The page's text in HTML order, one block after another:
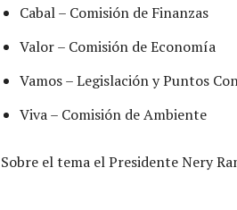
Cabal – Comisión de Finanzas
Valor – Comisión de Economía
Vamos – Legislación y Puntos
Viva – Comisión de Ambiente
Sobre el tema el Presidente Nery